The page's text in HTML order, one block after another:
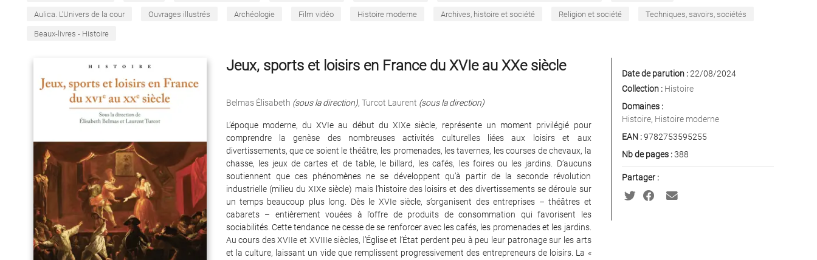
Aulica. L'Univers de la cour Ouvrages illustrés Archéologie Film vidéo Histoire moderne Archives, histoire et société Religion et société Techniques, savoirs, sociétés
Beaux-livres - Histoire
Jeux, sports et loisirs en France du XVIe au XXe siècle
Belmas Élisabeth (sous la direction), Turcot Laurent (sous la direction)
L’époque moderne, du XVIe au début du XIXe siècle, représente un moment privilégié pour
comprendre la genèse des nombreuses activités culturelles liées aux loisirs et aux
divertissements, que ce soient le théâtre, les promenades, les tavernes, les courses de chevaux, la
chasse, les jeux de cartes et de table, le billard, les cafés, les foires ou les jardins. D’aucuns
soutiennent que ces phénomènes ne se développent qu’à partir de la seconde révolution
industrielle (milieu du XIXe siècle) mais l’histoire des loisirs et des divertissements se déroule sur
un temps beaucoup plus long. Dès le XVIe siècle, s’organisent des entreprises – théâtres et
cabarets – entièrement vouées à l’offre de produits de consommation qui favorisent les
sociabilités. Cette tendance ne cesse de se renforcer avec les cafés, les promenades et les jardins.
Au cours des XVIIe et XVIIIe siècles, l’Église et l’État perdent peu à peu leur patronage sur les arts
et la culture, laissant un vide que remplissent progressivement des entrepreneurs de loisirs. La «
Date de parution :22/08/2024
Collection : Histoire
Domaines :
Histoire, Histoire moderne
EAN :9782753595255
Nb de pages :388
Partager :